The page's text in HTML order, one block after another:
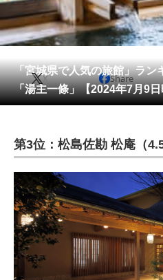
住まい
動物
会員記事
メディア
ITの今と未来を見通す
スマホと通信の最新トレンド
進化するPCとデバイスの未来
好きが集まる 比べて選べる
ビジネスと働き方のヒント
「宮城県で人気の旅館」ラ
「湯主一條」【2024年7月9
X Share
第3位：松島佐勘 松庵（